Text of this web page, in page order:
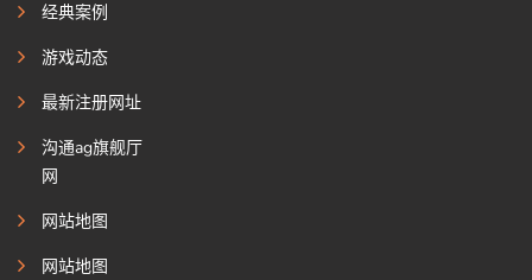
经典案例
游戏动态
最新注册网址
沟通ag旗舰厅
网
网站地图
网站地图